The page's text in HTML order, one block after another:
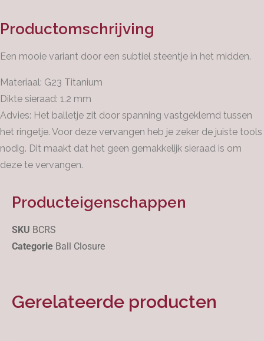
Productomschrijving
Een mooie variant door een subtiel steentje in het midden.
Materiaal: G23 Titanium
Dikte sieraad: 1.2 mm
Advies: Het balletje zit door spanning vastgeklemd tussen
het ringetje. Voor deze vervangen heb je zeker de juiste tools
nodig. Dit maakt dat het geen gemakkelijk sieraad is om
deze te vervangen.
Producteigenschappen
SKU BCRS
Categorie Ball Closure
Gerelateerde producten